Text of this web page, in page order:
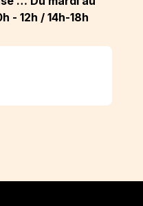
- 12h / 14h-18h